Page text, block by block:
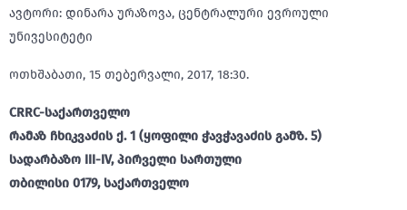
ავტორი: დინარა ურაზოვა, ცენტრალური ევროული
უნივესიტეტი
ოთხშაბათი, 15 თებერვალი, 2017, 18:30.
CRRC-საქართველო
რამაზ ჩხიკვაძის ქ. 1 (ყოფილი ჭავჭავაძის გამზ. 5)
სადარბაზო III-IV, პირველი სართული
თბილისი 0179, საქართველო